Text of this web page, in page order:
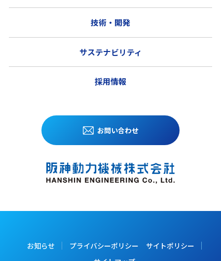
お問い合わせ
技術・開発
サステナビリティ
採用情報
お知らせ プライバシーポリシー
サイトポリシー